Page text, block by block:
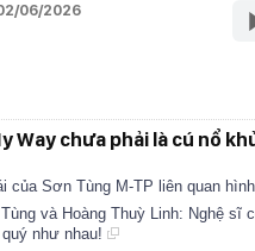
06/2026
Way chưa phải là cú nổ
của Sơn Tùng M-TP liên quan
và Hoàng Thuỳ Linh: Nghệ sĩ
như nhau!